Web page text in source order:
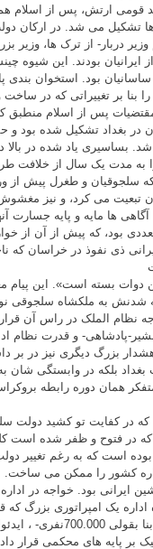
ارتش، پس از اسلام هم
تشکیل می شد. در ارکان
دربار- از ترک ها، وزیر
ایرانیان بودند. این
بود. استخوان
بنا بر تغییراتی که در
پس از اسلام منطبق
در بغداد تشکیل شده بود و
بساسیری یاد شده در
به مدت یک سال از خلافت
سلجوقیان و طغرل پیش از
تبعیت می کرد، و نیز
ها مایه و پایه جسارت
بود، که پیش از آن از
ذی نفوذ در خراسان که
دوات بسته است». این
شدنش به ملکشاه سلجوقی
نظام الملک در راس آن
پادشاهی- و قدرت نظام
بزرگ دیگری نیز در بر
بغداد بلکه در وابستگی شان
همان دوره رابطه
در کفایت تو کشید دولت
در فتوح و ظفر شده است کلک
بوده است که به رغم تغییر
کشور را ممکن می ساخت.
ایرانی بود. خواجه در
اداره یک امپراتوری بزرگ که
برآید. بودجه
بر پایه های محکمی قرار